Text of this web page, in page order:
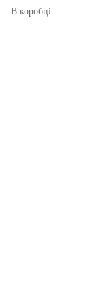
В коробці